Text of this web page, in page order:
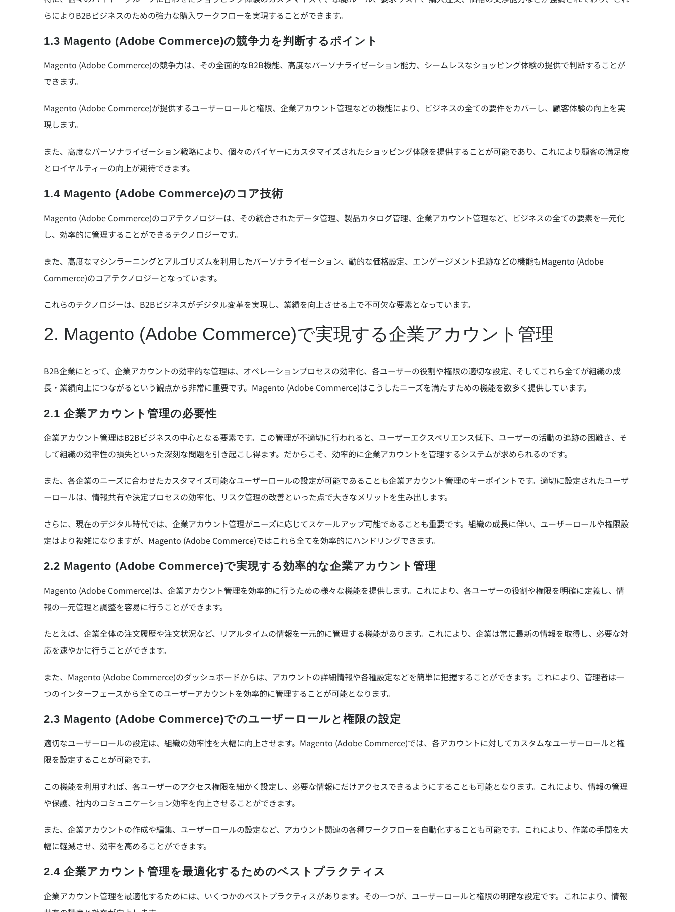
らによりB2Bビジネスのための強力な購入ワークフローを実現することができます。
1.3 Magento (Adobe Commerce)の競争力を判断するポイント
Magento (Adobe Commerce)の競争力は、その全面的なB2B機能、高度なパーソナライゼーション能力、シームレスなショッピング体験の提供で判断することが
できます。
Magento (Adobe Commerce)が提供するユーザーロールと権限、企業アカウント管理などの機能により、ビジネスの全ての要件をカバーし、顧客体験の向上を実
現します。
また、高度なパーソナライゼーション戦略により、個々のバイヤーにカスタマイズされたショッピング体験を提供することが可能であり、これにより顧客の満足度
とロイヤルティーの向上が期待できます。
1.4 Magento (Adobe Commerce)のコア技術
Magento (Adobe Commerce)のコアテクノロジーは、その統合されたデータ管理、製品カタログ管理、企業アカウント管理など、ビジネスの全ての要素を一元化
し、効率的に管理することができるテクノロジーです。
また、高度なマシンラーニングとアルゴリズムを利用したパーソナライゼーション、動的な価格設定、エンゲージメント追跡などの機能もMagento (Adobe
Commerce)のコアテクノロジーとなっています。
これらのテクノロジーは、B2Bビジネスがデジタル変革を実現し、業績を向上させる上で不可欠な要素となっています。
2. Magento (Adobe Commerce)で実現する企業アカウント管理
B2B企業にとって、企業アカウントの効率的な管理は、オペレーションプロセスの効率化、各ユーザーの役割や権限の適切な設定、そしてこれら全てが組織の成
長・業績向上につながるという観点から非常に重要です。Magento (Adobe Commerce)はこうしたニーズを満たすための機能を数多く提供しています。
2.1 企業アカウント管理の必要性
企業アカウント管理はB2Bビジネスの中心となる要素です。この管理が不適切に行われると、ユーザーエクスペリエンス低下、ユーザーの活動の追跡の困難さ、そ
して組織の効率性の損失といった深刻な問題を引き起こし得ます。だからこそ、効率的に企業アカウントを管理するシステムが求められるのです。
また、各企業のニーズに合わせたカスタマイズ可能なユーザーロールの設定が可能であることも企業アカウント管理のキーポイントです。適切に設定されたユーザ
ーロールは、情報共有や決定プロセスの効率化、リスク管理の改善といった点で大きなメリットを生み出します。
さらに、現在のデジタル時代では、企業アカウント管理がニーズに応じてスケールアップ可能であることも重要です。組織の成長に伴い、ユーザーロールや権限設
定はより複雑になりますが、Magento (Adobe Commerce)ではこれら全てを効率的にハンドリングできます。
2.2 Magento (Adobe Commerce)で実現する効率的な企業アカウント管理
Magento (Adobe Commerce)は、企業アカウント管理を効率的に行うための様々な機能を提供します。これにより、各ユーザーの役割や権限を明確に定義し、情
報の一元管理と調整を容易に行うことができます。
たとえば、企業全体の注文履歴や注文状況など、リアルタイムの情報を一元的に管理する機能があります。これにより、企業は常に最新の情報を取得し、必要な対
応を速やかに行うことができます。
また、Magento (Adobe Commerce)のダッシュボードからは、アカウントの詳細情報や各種設定などを簡単に把握することができます。これにより、管理者は一
つのインターフェースから全てのユーザーアカウントを効率的に管理することが可能となります。
2.3 Magento (Adobe Commerce)でのユーザーロールと権限の設定
適切なユーザーロールの設定は、組織の効率性を大幅に向上させます。Magento (Adobe Commerce)では、各アカウントに対してカスタムなユーザーロールと権
限を設定することが可能です。
この機能を利用すれば、各ユーザーのアクセス権限を細かく設定し、必要な情報にだけアクセスできるようにすることも可能となります。これにより、情報の管理
や保護、社内のコミュニケーション効率を向上させることができます。
また、企業アカウントの作成や編集、ユーザーロールの設定など、アカウント関連の各種ワークフローを自動化することも可能です。これにより、作業の手間を大
幅に軽減させ、効率を高めることができます。
2.4 企業アカウント管理を最適化するためのベストプラクティス
企業アカウント管理を最適化するためには、いくつかのベストプラクティスがあります。その一つが、ユーザーロールと権限の明確な設定です。これにより、情報